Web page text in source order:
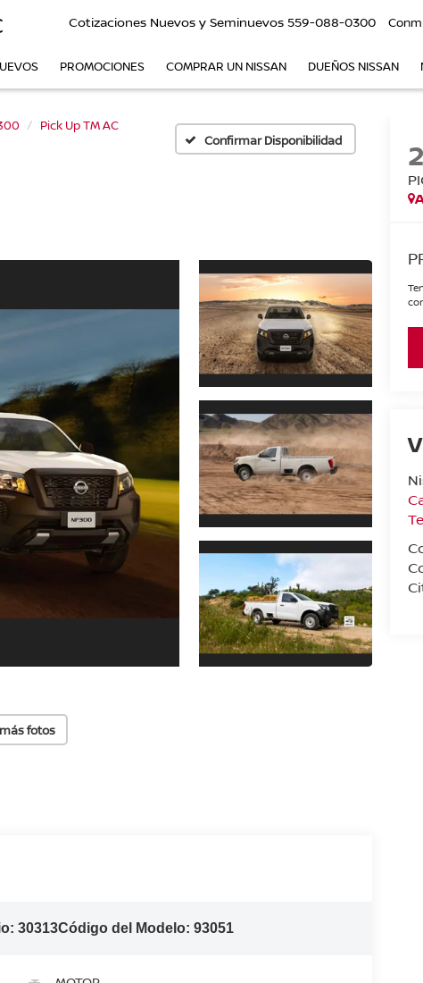
Cotizaciones Nuevos y Seminuevos 559-088-0300
PROMOCIONES COMPRAR UN NISSAN DUEÑOS NISSAN
Pick Up TM AC
Confirmar Disponibilidad
fotos
30313Código del Modelo:93051